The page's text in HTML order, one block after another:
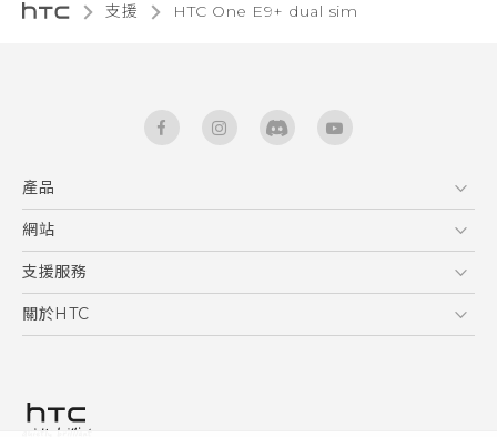
支援 HTC One E9+ dual sim‎
產品
5G
智能手機
區塊鍊手機
網站
HTC Dev
HTC Research
支援服務
服務中心
關於HTC
私隱政策